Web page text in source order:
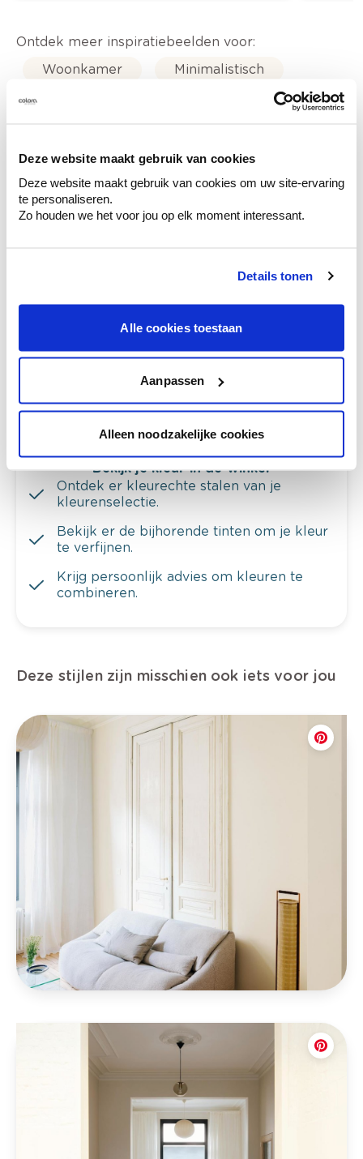
Deze website maakt gebruik van cookies
Deze website maakt gebruik van cookies om uw site-ervaring
te personaliseren.
Zo houden we het voor jou op elk moment interessant.
Details tonen
Alle cookies toestaan
Aanpassen
Alleen noodzakelijke cookies
Ontdek meer inspiratiebeelden voor:
Woonkamer
Minimalistisch
en je meubels.
Krijg ineens een technologische check-up
Bekijk je kleur in de winkel
Ontdek er kleurechte stalen van je
kleurenselectie.
Bekijk er de bijhorende tinten om je kleur
te verfijnen.
Krijg persoonlijk advies om kleuren te
combineren.
Deze stijlen zijn misschien ook iets voor jou